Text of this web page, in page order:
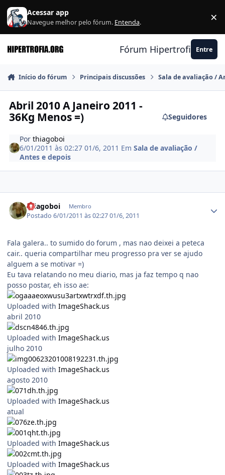
Ir para conteúdo
Acessar app
Navegue melhor pelo fórum. Entenda. ×
Fórum Hipertrofia.org
Entre
Início do fórum Principais discussões Sala de avaliação /
Abril 2010 A Janeiro 2011 -
36Kg Menos =)
Seguidores
Porthiagoboi
6/01/2011 às 02:2701/6, 2011 EmSala de avaliação /
Antes e depois
thiagoboi Membro
Postado6/01/2011 às 02:2701/6, 2011
Fala galera.. to sumido do forum , mas nao deixei a peteca
cair.. queria compartilhar meu progresso pra ver se ajudo
alguem a se motivar =)
Eu tava relatando no meu diario, mas ja faz tempo q nao
posso postar, eh isso ae:
Uploaded with ImageShack.us
abril 2010
Uploaded with ImageShack.us
julho 2010
Uploaded with ImageShack.us
agosto 2010
Uploaded with ImageShack.us
atual
Uploaded with ImageShack.us
Uploaded with ImageShack.us